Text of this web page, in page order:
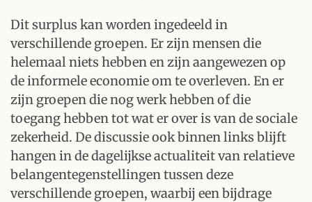
Dit surplus kan worden ingedeeld in
verschillende groepen. Er zijn mensen die
helemaal niets hebben en zijn aangewezen op
de informele economie om te overleven. En er
zijn groepen die nog werk hebben of die
toegang hebben tot wat er over is van de sociale
zekerheid. De discussie ook binnen links blijft
hangen in de dagelijkse actualiteit van relatieve
belangentegenstellingen tussen deze
verschillende groepen, waarbij een bijdrage